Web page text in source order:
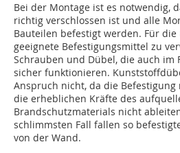
Bei der Montage ist es notwendig,
richtig verschlossen ist und alle
Bauteilen befestigt werden. Für die
geeignete Befestigungsmittel zu
Schrauben und Dübel, die auch im
sicher funktionieren.
Anspruch nicht, da die
die erheblichen Kräfte des
Brandschutzmaterials nicht
schlimmsten Fall fallen so
von der Wand.